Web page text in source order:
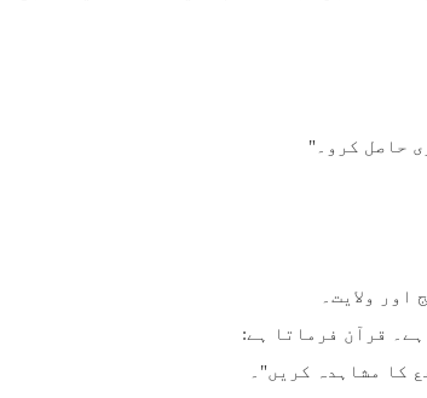
حاصل کرو۔"
ولایت۔
قرآن فرماتا ہے: